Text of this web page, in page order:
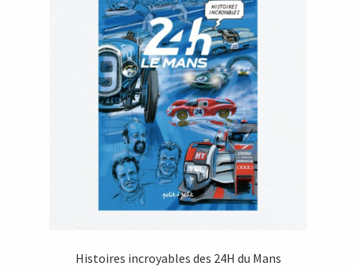
Histoires incroyables des 24H du Mans